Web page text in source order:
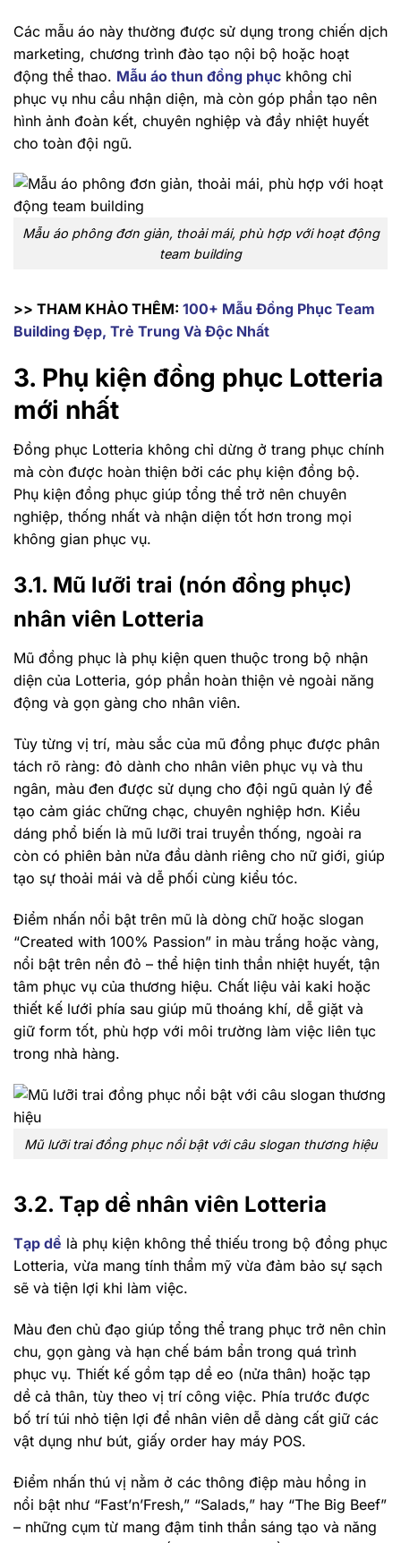
Các mẫu áo này thường được sử dụng trong chiến dịch
marketing, chương trình đào tạo nội bộ hoặc hoạt
động thể thao. Mẫu áo thun đồng phục không chỉ
phục vụ nhu cầu nhận diện, mà còn góp phần tạo nên
hình ảnh đoàn kết, chuyên nghiệp và đầy nhiệt huyết
cho toàn đội ngũ.
Mẫu áo phông đơn giản, thoải mái, phù hợp với hoạt động
team building
>> THAM KHẢO THÊM: 100+ Mẫu Đồng Phục Team
Building Đẹp, Trẻ Trung Và Độc Nhất
3. Phụ kiện đồng phục Lotteria
mới nhất
Đồng phục Lotteria không chỉ dừng ở trang phục chính
mà còn được hoàn thiện bởi các phụ kiện đồng bộ.
Phụ kiện đồng phục giúp tổng thể trở nên chuyên
nghiệp, thống nhất và nhận diện tốt hơn trong mọi
không gian phục vụ.
3.1. Mũ lưỡi trai (nón đồng phục)
nhân viên Lotteria
Mũ đồng phục là phụ kiện quen thuộc trong bộ nhận
diện của Lotteria, góp phần hoàn thiện vẻ ngoài năng
động và gọn gàng cho nhân viên.
Tùy từng vị trí, màu sắc của mũ đồng phục được phân
tách rõ ràng: đỏ dành cho nhân viên phục vụ và thu
ngân, màu đen được sử dụng cho đội ngũ quản lý để
tạo cảm giác chững chạc, chuyên nghiệp hơn. Kiểu
dáng phổ biến là mũ lưỡi trai truyền thống, ngoài ra
còn có phiên bản nửa đầu dành riêng cho nữ giới, giúp
tạo sự thoải mái và dễ phối cùng kiểu tóc.
Điểm nhấn nổi bật trên mũ là dòng chữ hoặc slogan
“Created with 100% Passion” in màu trắng hoặc vàng,
nổi bật trên nền đỏ – thể hiện tinh thần nhiệt huyết, tận
tâm phục vụ của thương hiệu. Chất liệu vải kaki hoặc
thiết kế lưới phía sau giúp mũ thoáng khí, dễ giặt và
giữ form tốt, phù hợp với môi trường làm việc liên tục
trong nhà hàng.
Mũ lưỡi trai đồng phục nổi bật với câu slogan thương hiệu
3.2. Tạp dề nhân viên Lotteria
Tạp dề là phụ kiện không thể thiếu trong bộ đồng phục
Lotteria, vừa mang tính thẩm mỹ vừa đảm bảo sự sạch
sẽ và tiện lợi khi làm việc.
Màu đen chủ đạo giúp tổng thể trang phục trở nên chỉn
chu, gọn gàng và hạn chế bám bẩn trong quá trình
phục vụ. Thiết kế gồm tạp dề eo (nửa thân) hoặc tạp
dề cả thân, tùy theo vị trí công việc. Phía trước được
bố trí túi nhỏ tiện lợi để nhân viên dễ dàng cất giữ các
vật dụng như bút, giấy order hay máy POS.
Điểm nhấn thú vị nằm ở các thông điệp màu hồng in
nổi bật như “Fast’n’Fresh,” “Salads,” hay “The Big Beef”
– những cụm từ mang đậm tinh thần sáng tạo và năng